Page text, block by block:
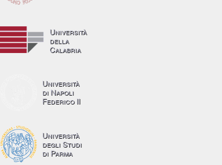
Università
della
Calabria
Università
di Napoli
Federico II
Università
degli Studi
di Parma